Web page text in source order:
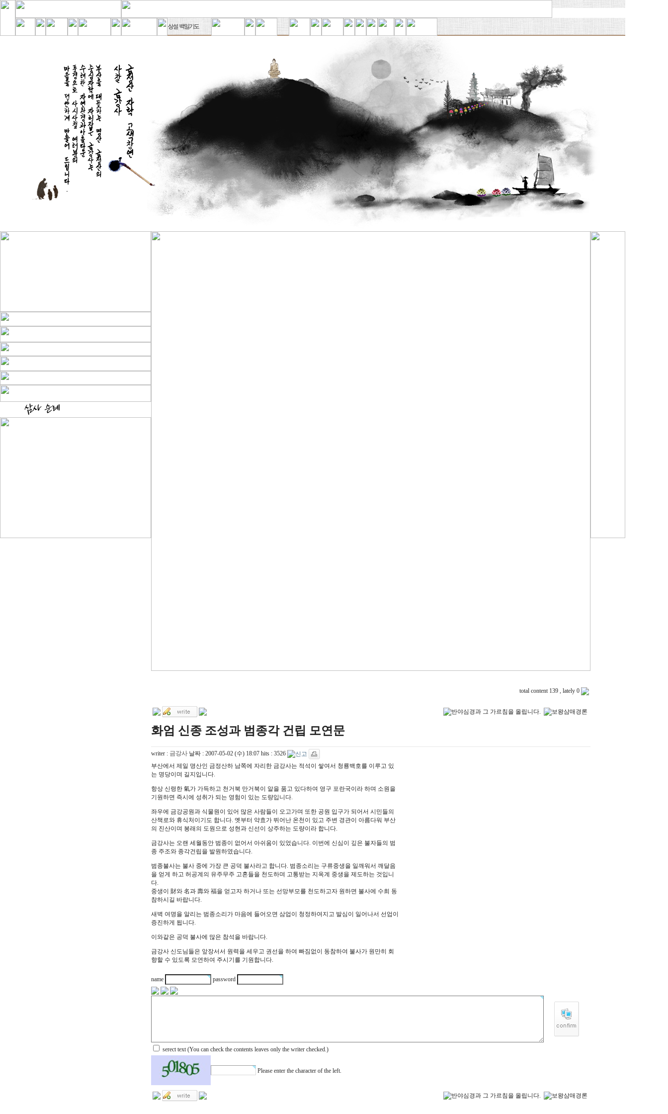
total content 139 , lately 0
화엄 신종 조성과 범종각 건립 모연문
writer : 금강사 날짜 : 2007-05-02 (수) 18:07 hits : 3526
부산에서 제일 명산인 금정산하 남쪽에 자리한 금강사는 적석이 쌓여서 청룡백호를 이루고 있
는 명당이며 길지입니다.
항상 신령한 氣가 가득하고 천거북 만거북이 알을 품고 있다하여 영구 포란국이라 하며 소원을
기원하면 즉시에 성취가 되는 영험이 있는 도량입니다.
좌우에 금강공원과 식물원이 있어 많은 사람들이 오고가며 또한 공원 입구가 되어서 시민들의
산책로와 휴식처이기도 합니다. 옛부터 약효가 뛰어난 온천이 있고 주변 경관이 아름다워 부산
의 진산이며 봉래의 도원으로 성현과 신선이 상주하는 도량이라 합니다.
금강사는 오랜 세월동안 범종이 없어서 아쉬움이 있었습니다. 이번에 신심이 깊은 불자들의 범
종 주조와 종각건립을 발원하였습니다.
범종불사는 불사 중에 가장 큰 공덕 불사라고 합니다. 범종소리는 구류중생을 일깨워서 깨달음
을 얻게 하고 허공계의 유주무주 고혼들을 천도하며 고통받는 지옥계 중생을 제도하는 것입니
다.
중생이 財와 名과 壽와 福을 얻고자 하거나 또는 선망부모를 천도하고자 원하면 불사에 수희 동
참하시길 바랍니다.
새벽 여명을 알리는 범종소리가 마음에 들어오면 삼업이 청정하여지고 발심이 일어나서 선업이
증진하게 됩니다.
이와같은 공덕 불사에 많은 참석을 바랍니다.
금강사 신도님들은 앞장서서 원력을 세우고 권선을 하여 빠짐없이 동참하여 불사가 원만히 회
향할 수 있도록 모연하여 주시기를 기원합니다.
name password
serect text (You can check the contents leaves only the writer checked.)
Please enter the character of the left.